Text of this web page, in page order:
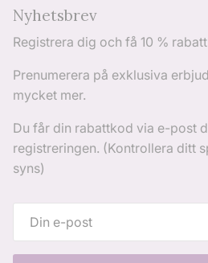
Nyhetsbrev
Registrera dig och få 10 % rabatt
Prenumerera på exklusiva
mycket mer.
Du får din rabattkod via e-post
registreringen. (Kontrollera ditt
syns)